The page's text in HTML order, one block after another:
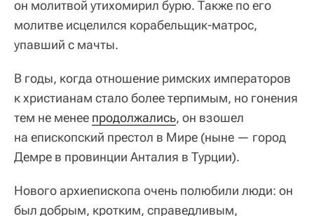
он молитвой утихомирил бурю. Также по его
молитве исцелился корабельщик-матрос,
упавший с мачты.
В годы, когда отношение римских императоров
к христианам стало более терпимым, но гонения
тем не менее продолжались, он взошел
на епископский престол в Мире (ныне — город
Демре в провинции Анталия в Турции).
Нового архиепископа очень полюбили люди: он
был добрым, кротким, справедливым,